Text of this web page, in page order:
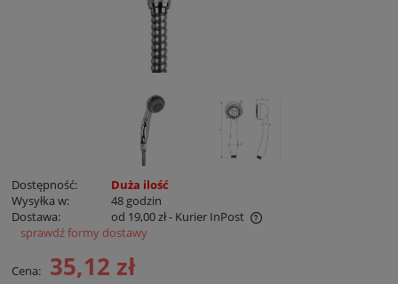
Dostępność:
Duża ilość
Wysyłka w:
48 godzin
Dostawa:
od 19,00 zł- Kurier InPost
Cena nie zawiera ewentualnych kosztów płatności
sprawdź formy dostawy
Cena: 35,12 zł